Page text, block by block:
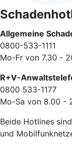
Allgemeine
0800-533-1111
Mo-Fr von 7.30 -
R+V-
0800 533-1177
Mo-Sa von 8.00 -
Beide Hotlines
und